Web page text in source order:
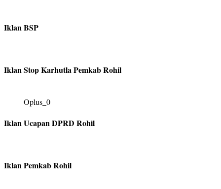
Iklan BSP
Iklan Stop Karhutla Pemkab Rohil
Oplus_0
Iklan Ucapan DPRD Rohil
Iklan Pemkab Rohil